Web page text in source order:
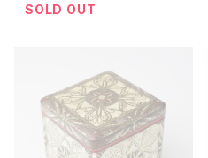
01 ビンテージ缶 tin缶
SOLD OUT